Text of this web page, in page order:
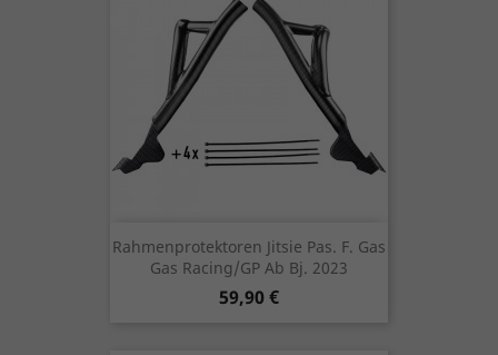
Rahmenprotektoren Jitsie Pas. F. Gas
Gas Racing/GP Ab Bj. 2023
Preis
59,90 €